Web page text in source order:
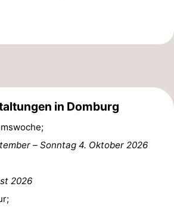
in Domburg
–
Sonntag 4. Oktober 2026
2026